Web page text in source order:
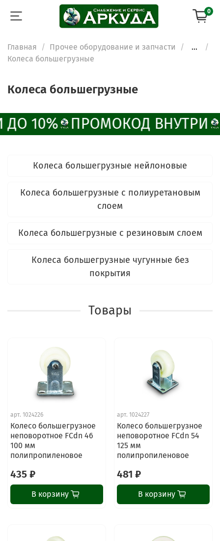
0
Главная Прочее оборудование и запчасти
...
Колеса большегрузные
Колеса большегрузные
10% ПРОМОКОД ВНУТРИ
Колеса большегрузные нейлоновые
Колеса большегрузные с полиуретановым
слоем
Колеса большегрузные с резиновым слоем
Колеса большегрузные чугунные без
покрытия
Товары
арт. 1024226
Колесо большегрузное
неповоротное FCdn 46
100 мм
полипропиленовое
435 ₽
В корзину
арт. 1024227
Колесо большегрузное
неповоротное FCdn 54
125 мм
полипропиленовое
481 ₽
В корзину